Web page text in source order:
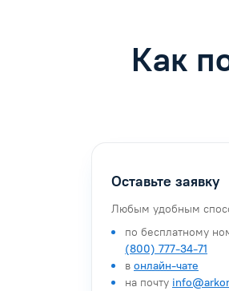
Как
Оставьте заявку
Любым удобным
по бесплатному
(800) 777-34-71
в онлайн-чате
на почту